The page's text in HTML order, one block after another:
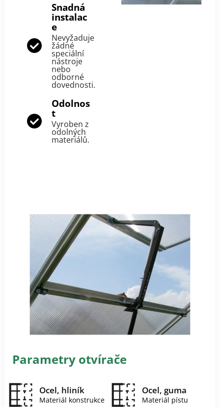
Snadná
instalac
e
Nevyžaduje
žádné
speciální
nástroje
nebo
odborné
dovednosti.
Odolnos
t
Vyroben z
odolných
materiálů.
Parametry otvírače
Ocel, hliník
Materiál konstrukce
Ocel, guma
Materiál pístu